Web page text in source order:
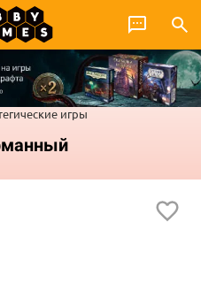
игры